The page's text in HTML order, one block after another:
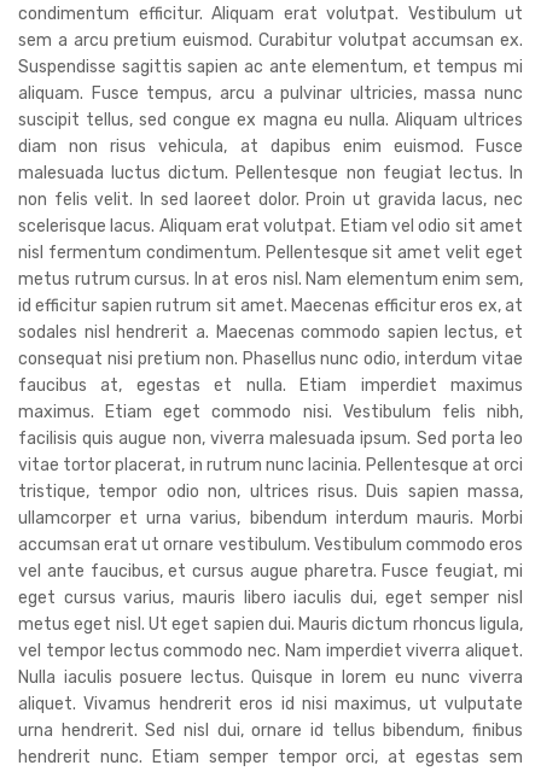
condimentum efficitur. Aliquam erat volutpat. Vestibulum ut
sem a arcu pretium euismod. Curabitur volutpat accumsan ex.
Suspendisse sagittis sapien ac ante elementum, et tempus mi
aliquam. Fusce tempus, arcu a pulvinar ultricies, massa nunc
suscipit tellus, sed congue ex magna eu nulla. Aliquam ultrices
diam non risus vehicula, at dapibus enim euismod. Fusce
malesuada luctus dictum. Pellentesque non feugiat lectus. In
non felis velit. In sed laoreet dolor. Proin ut gravida lacus, nec
scelerisque lacus. Aliquam erat volutpat. Etiam vel odio sit amet
nisl fermentum condimentum. Pellentesque sit amet velit eget
metus rutrum cursus. In at eros nisl. Nam elementum enim sem,
id efficitur sapien rutrum sit amet. Maecenas efficitur eros ex, at
sodales nisl hendrerit a. Maecenas commodo sapien lectus, et
consequat nisi pretium non. Phasellus nunc odio, interdum vitae
faucibus at, egestas et nulla. Etiam imperdiet maximus
maximus. Etiam eget commodo nisi. Vestibulum felis nibh,
facilisis quis augue non, viverra malesuada ipsum. Sed porta leo
vitae tortor placerat, in rutrum nunc lacinia. Pellentesque at orci
tristique, tempor odio non, ultrices risus. Duis sapien massa,
ullamcorper et urna varius, bibendum interdum mauris. Morbi
accumsan erat ut ornare vestibulum. Vestibulum commodo eros
vel ante faucibus, et cursus augue pharetra. Fusce feugiat, mi
eget cursus varius, mauris libero iaculis dui, eget semper nisl
metus eget nisl. Ut eget sapien dui. Mauris dictum rhoncus ligula,
vel tempor lectus commodo nec. Nam imperdiet viverra aliquet.
Nulla iaculis posuere lectus. Quisque in lorem eu nunc viverra
aliquet. Vivamus hendrerit eros id nisi maximus, ut vulputate
urna hendrerit. Sed nisl dui, ornare id tellus bibendum, finibus
hendrerit nunc. Etiam semper tempor orci, at egestas sem